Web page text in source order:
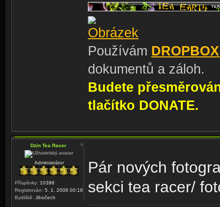
Používám
dokumentů a záloh.
Budete
tlačítko DONATE.
Dzin Tea Racer
Administrátor
Příspěvky: 10398
Registrován: 5. 1. 2008 00:18
Bydliště: Jihočech
Pár nových
sekci tea racer/